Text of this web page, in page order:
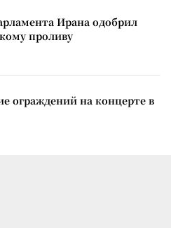
Ирана одобрил
проливу
ограждений на концерте в